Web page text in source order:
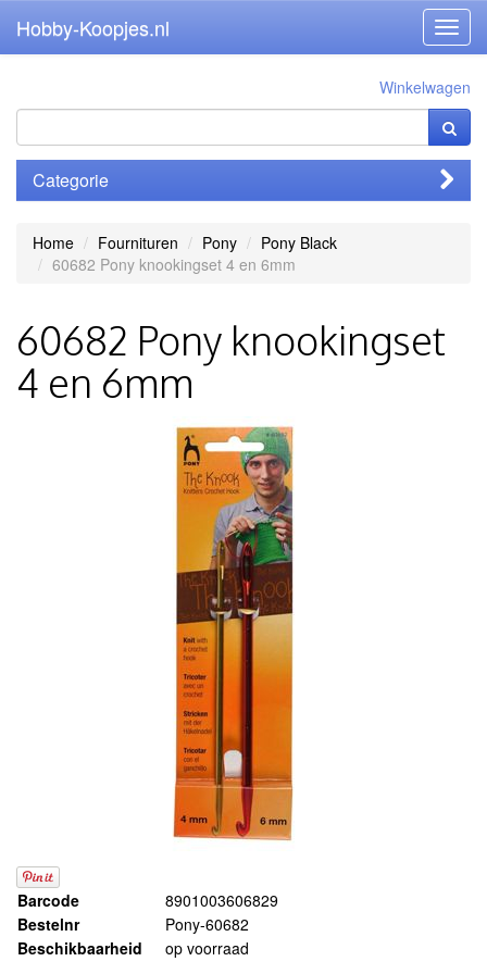
Hobby-Koopjes.nl
Winkelwagen
Categorie
Home Fournituren Pony
Pony Black
60682 Pony knookingset 4 en 6mm
60682 Pony knookingset
4 en 6mm
Barcode
8901003606829
Bestelnr
Pony-60682
Beschikbaarheid
op voorraad